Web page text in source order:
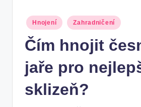
Posted
in
Hnojení Zahradničení
Čím hnojit
jaře pro
sklizeň?